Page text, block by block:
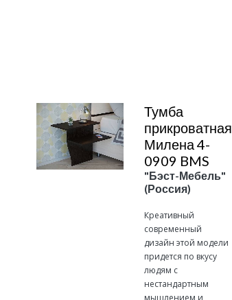
Тумба
прикроватная
Милена 4-
0909 BMS
"Бэст-Мебель"
(Россия)
Креативный
современный
дизайн этой модели
придется по вкусу
людям с
нестандартным
мышлением и